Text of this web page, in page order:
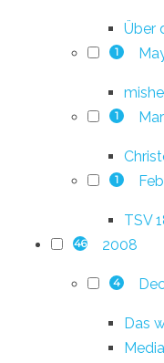
Über
1
1
1
TSV
46 2008
4
Das